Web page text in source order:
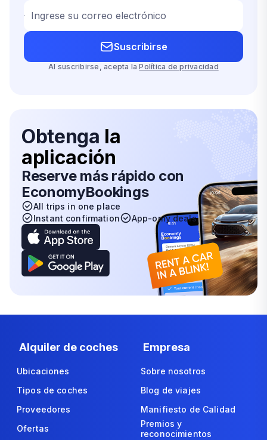
Ingrese su correo electrónico
Suscribirse
Al suscribirse, acepta la Política de privacidad
Obtenga la
aplicación
Reserve más rápido con
EconomyBookings
All trips in one place
Instant confirmation
App-only deals
Alquiler de coches
Ubicaciones
Tipos de coches
Proveedores
Ofertas
Empresa
Sobre nosotros
Blog de viajes
Manifiesto de Calidad
Premios y
reconocimientos